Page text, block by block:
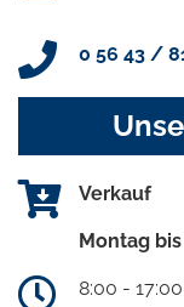
0 56 43 /
Verkauf
Montag
8:00 -